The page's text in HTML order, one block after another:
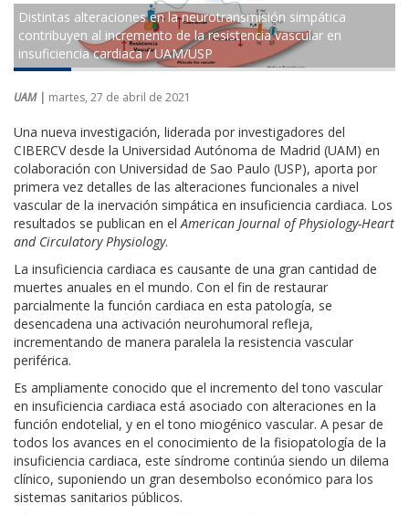
Distintas alteraciones en la neurotransmisión simpática
contribuyen al incremento de la resistencia vascular en
insuficiencia cardiaca / UAM/USP
UAM | martes, 27 de abril de 2021
Una nueva investigación, liderada por investigadores del
CIBERCV desde la Universidad Autónoma de Madrid (UAM) en
colaboración con Universidad de Sao Paulo (USP), aporta por
primera vez detalles de las alteraciones funcionales a nivel
vascular de la inervación simpática en insuficiencia cardiaca. Los
resultados se publican en elAmerican Journal of Physiology-Heart
and Circulatory Physiology.
La insuficiencia cardiaca es causante de una gran cantidad de
muertes anuales en el mundo. Con el fin de restaurar
parcialmente la función cardiaca en esta patología, se
desencadena una activación neurohumoral refleja,
incrementando de manera paralela la resistencia vascular
periférica.
Es ampliamente conocido que el incremento del tono vascular
en insuficiencia cardiaca está asociado con alteraciones en la
función endotelial, y en el tono miogénico vascular. A pesar de
todos los avances en el conocimiento de la fisiopatología de la
insuficiencia cardiaca, este síndrome continúa siendo un dilema
clínico, suponiendo un gran desembolso económico para los
sistemas sanitarios públicos.